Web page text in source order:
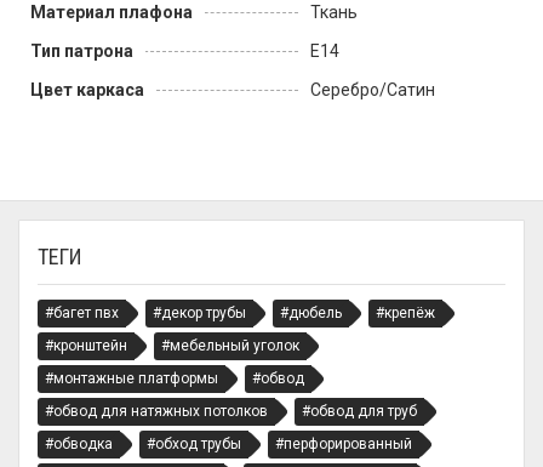
ТЕГИ
#багет пвх #декор трубы #дюбель
#крепёж
#кронштейн
#мебельный уголок
#монтажные платформы
#обвод
#обвод для натяжных потолков
#обвод для труб
#обводка
#обход трубы
#перфорированный
Материал плафона
Ткань
Тип патрона
E14
Цвет каркаса
Серебро/Сатин